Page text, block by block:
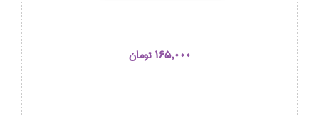
165,000 تومان